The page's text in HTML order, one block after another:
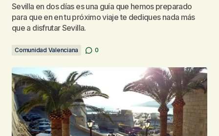
Sevilla en dos días es una guía que hemos preparado
para que en en tu próximo viaje te dediques nada más
que a disfrutar Sevilla.
Comunidad Valenciana 0